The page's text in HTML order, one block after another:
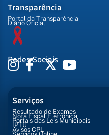
Transparência
Portal da Transparência
Diário Oficial
Redes Sociais
Serviços
Resultado de Exames
Nota Fiscal Eletrônica
Portais das Leis Municipais
IPTU
Avisos CPL